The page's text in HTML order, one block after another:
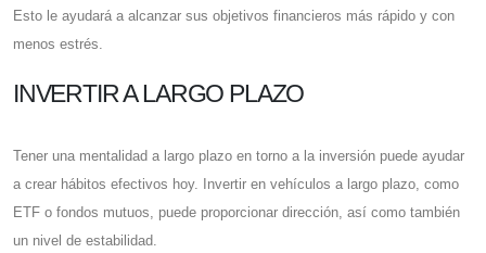
Esto le ayudará a alcanzar sus objetivos financieros más rápido y con
menos estrés.
INVERTIR A LARGO PLAZO
Tener una mentalidad a largo plazo en torno a la inversión puede ayudar
a crear hábitos efectivos hoy. Invertir en vehículos a largo plazo, como
ETF o fondos mutuos, puede proporcionar dirección, así como también
un nivel de estabilidad.